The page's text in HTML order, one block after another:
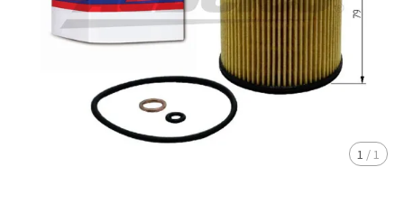
1 / 1